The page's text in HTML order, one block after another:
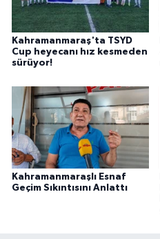
Kahramanmaraş'ta TSYD
Cup heyecanı hız kesmeden
sürüyor!
Kahramanmaraşlı Esnaf
Geçim Sıkıntısını Anlattı